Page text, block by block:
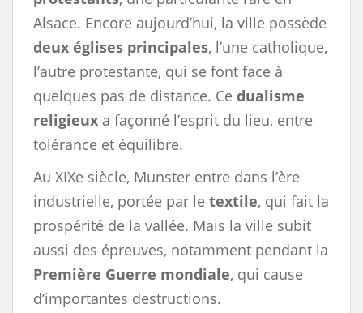
Alsace. Encore aujourd’hui, la ville possède
deux églises principales, l’une catholique,
l’autre protestante, qui se font face à
quelques pas de distance. Ce dualisme
religieux a façonné l’esprit du lieu, entre
tolérance et équilibre.
Au XIXe siècle, Munster entre dans l’ère
industrielle, portée par le textile, qui fait la
prospérité de la vallée. Mais la ville subit
aussi des épreuves, notamment pendant la
Première Guerre mondiale, qui cause
d’importantes destructions.